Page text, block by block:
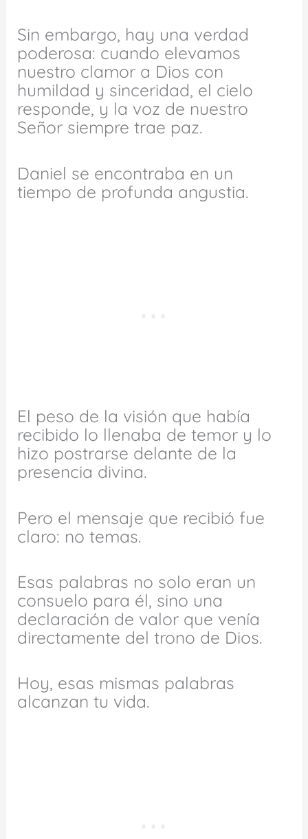
Sin embargo, hay una verdad
poderosa: cuando elevamos
nuestro clamor a Dios con
humildad y sinceridad, el cielo
responde, y la voz de nuestro
Señor siempre trae paz.
Daniel se encontraba en un
tiempo de profunda angustia.
El peso de la visión que había
recibido lo llenaba de temor y lo
hizo postrarse delante de la
presencia divina.
Pero el mensaje que recibió fue
claro: no temas.
Esas palabras no solo eran un
consuelo para él, sino una
declaración de valor que venía
directamente del trono de Dios.
Hoy, esas mismas palabras
alcanzan tu vida.